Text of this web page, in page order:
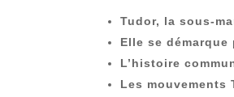
Tudor, la sous-
Elle se
L’histoire
Les